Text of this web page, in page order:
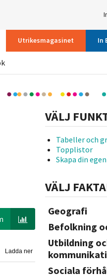
Utrikesmagasinet In
Ladda ner
VÄLJ
Tabeller och
Topplistor
Skapa din
VÄLJ
Geografi
Befolkning
Utbildning
Sociala